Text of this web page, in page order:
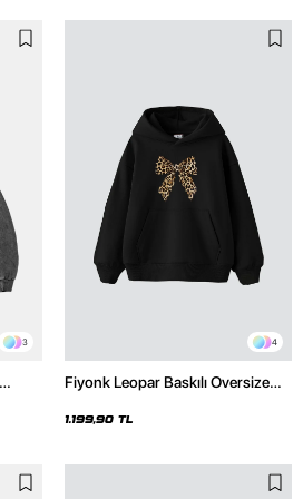
3 4
Fiyonk Leopar Baskılı Oversize
1.199,90 TL